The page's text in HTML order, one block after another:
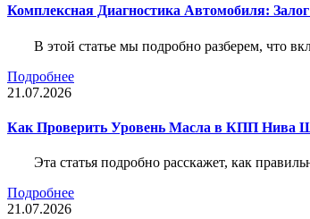
Комплексная Диагностика Автомобиля:
В этой статье мы подробно разберем, что
Подробнее
21.07.2026
Как Проверить Уровень Масла в КПП Нива
Эта статья подробно расскажет, как
Подробнее
21.07.2026